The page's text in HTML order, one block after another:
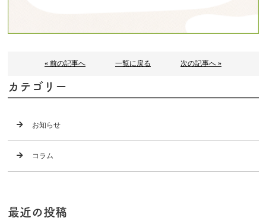
« 前の記事へ 一覧に戻る 次の記事へ »
カテゴリー
お知らせ
コラム
最近の投稿